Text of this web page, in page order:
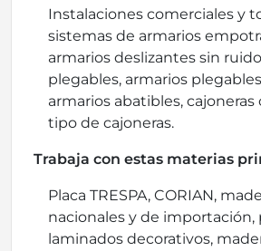
Instalaciones comerciales y
sistemas de armarios
armarios deslizantes sin
plegables, armarios
armarios abatibles,
tipo de cajoneras.
Trabaja con estas materias
Placa TRESPA, CORIAN,
nacionales y de importación,
laminados decorativos,